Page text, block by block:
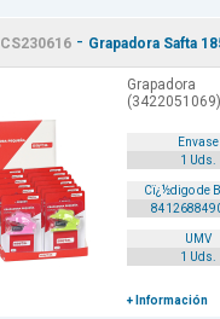
CS230616- Grapadora Safta
Envase
1 Uds.
Cï¿½digo de
UMV
1 Uds.
+ Información